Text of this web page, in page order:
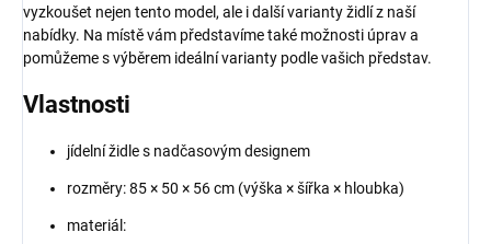
vyzkoušet nejen tento model, ale i další varianty židlí z naší
nabídky. Na místě vám představíme také možnosti úprav a
pomůžeme s výběrem ideální varianty podle vašich představ.
Vlastnosti
jídelní židle s nadčasovým designem
rozměry: 85 × 50 × 56 cm (výška × šířka × hloubka)
materiál: